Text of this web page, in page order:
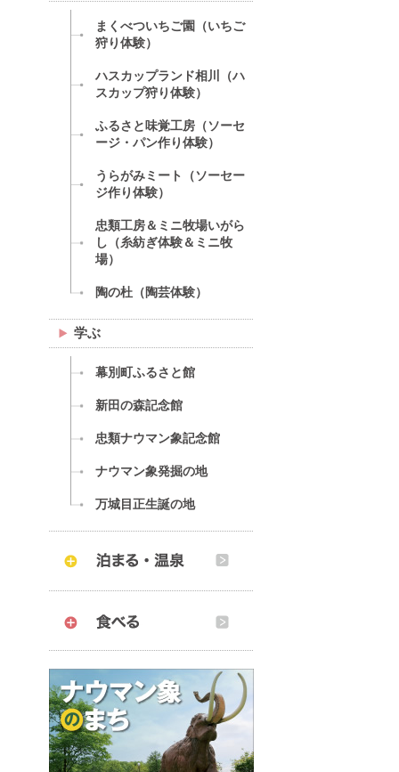
まくべついちご園（いちご
狩り体験）
ハスカップランド相川（ハ
スカップ狩り体験）
ふるさと味覚工房（ソーセ
ージ・パン作り体験）
うらがみミート（ソーセー
ジ作り体験）
忠類工房＆ミニ牧場いがら
し（糸紡ぎ体験＆ミニ牧
場）
陶の杜（陶芸体験）
学ぶ
幕別町ふるさと館
新田の森記念館
忠類ナウマン象記念館
ナウマン象発掘の地
万城目正生誕の地